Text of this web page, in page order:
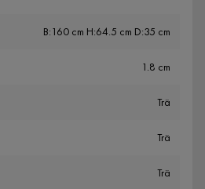
B:160 cm H:64.5 cm D:35 cm
1.8 cm
Trä
Trä
Trä